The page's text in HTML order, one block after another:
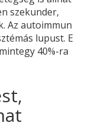
szekunder,
Az autoimmun
lupust. E
40%-ra